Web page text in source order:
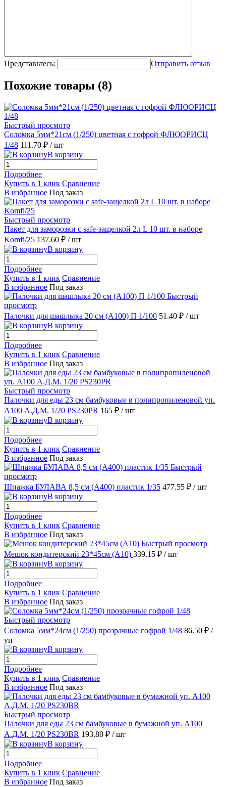
Представьтесь: Отправить отзыв
Похожие товары (8)
Быстрый просмотр
Соломка 5мм*21см (1/250) цветная с гофрой ФЛЮОРИСЦ
1/48 111.70 ₽ / шт
В корзину
Подробнее
Купить в 1 клик Сравнение
В избранное Под заказ
Быстрый просмотр
Пакет для заморозки с safe-защелкой 2л L 10 шт. в наборе
Komfi/25 137.60 ₽ / шт
В корзину
Подробнее
Купить в 1 клик Сравнение
В избранное Под заказ
Быстрый
просмотр
Палочки для шашлыка 20 см (А100) П 1/100 51.40 ₽ / шт
В корзину
Подробнее
Купить в 1 клик Сравнение
В избранное Под заказ
Быстрый просмотр
Палочки для еды 23 см бамбуковые в полипропиленовой уп.
А100 А.Д.М. 1/20 PS230PR 165 ₽ / шт
В корзину
Подробнее
Купить в 1 клик Сравнение
В избранное Под заказ
Быстрый
просмотр
Шпажка БУЛАВА 8,5 см (А400) пластик 1/35 477.55 ₽ / шт
В корзину
Подробнее
Купить в 1 клик Сравнение
В избранное Под заказ
Быстрый просмотр
Мешок кондитерский 23*45см (А10) 339.15 ₽ / шт
В корзину
Подробнее
Купить в 1 клик Сравнение
В избранное Под заказ
Быстрый просмотр
Соломка 5мм*24см (1/250) прозрачные гофрой 1/48 86.50 ₽ /
уп
В корзину
Подробнее
Купить в 1 клик Сравнение
В избранное Под заказ
Быстрый просмотр
Палочки для еды 23 см бамбуковые в бумажной уп. А100
А.Д.М. 1/20 PS230BR 193.80 ₽ / шт
В корзину
Подробнее
Купить в 1 клик Сравнение
В избранное Под заказ